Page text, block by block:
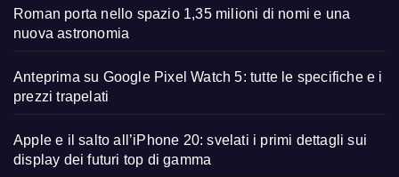
Roman porta nello spazio 1,35 milioni di nomi e una
nuova astronomia
Anteprima su Google Pixel Watch 5: tutte le specifiche e i
prezzi trapelati
Apple e il salto all’iPhone 20: svelati i primi dettagli sui
display dei futuri top di gamma